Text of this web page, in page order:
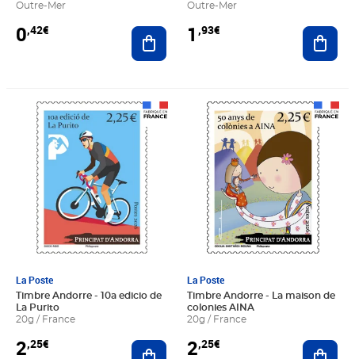
Outre-Mer
0,42€ Ajouter au panier
Outre-Mer
1 ,93€
La Poste
Timbre Andorre - 10a edicio de
La Purito
20g / France
2,25€
Prix 2,25€
Ajouter au panier
La Poste
Timbre Andorre - La maison de
colonies AINA
20g / France
2,25€
Prix 2,25€